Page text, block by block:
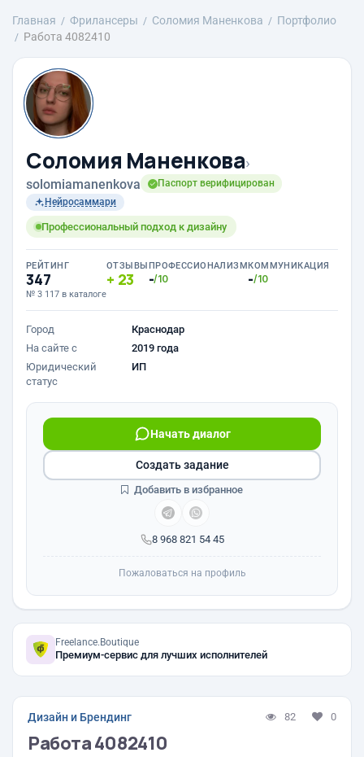
Главная Фрилансеры Соломия Маненкова
Портфолио
Работа 4082410
Соломия Маненкова›
solomiamanenkova
Паспорт верифицирован
Нейросаммари
Профессиональный подход к дизайну
РЕЙТИНГ
347
№ 3 117 в каталоге
ОТЗЫВЫ
23
ПРОФЕССИОНАЛИЗМ
-/10
КОММУНИКАЦИЯ
-/10
Город
Краснодар
На сайте с
2019 года
Юридический
статус
ИП
8 968 821 54 45
Начать диалог
Создать задание
Добавить в избранное
Пожаловаться на профиль
Freelance.Boutique
Премиум-сервис для лучших исполнителей
Дизайн и Брендинг 82 0
Работа 4082410